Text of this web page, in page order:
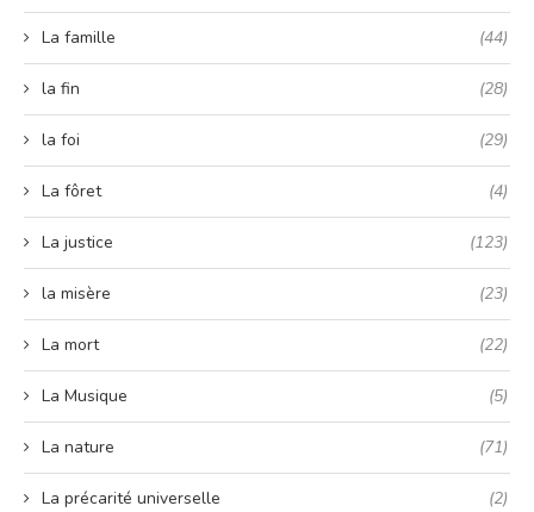
La famille (44)
la fin (28)
la foi (29)
La fôret (4)
La justice (123)
la misère (23)
La mort (22)
La Musique (5)
La nature (71)
La précarité universelle (2)